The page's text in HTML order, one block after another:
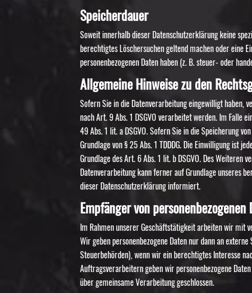
Speicherdauer
Soweit innerhalb dieser Datenschutzerklärung keine
berechtigtes Löschersuchen geltend machen oder eine
personenbezogenen Daten haben (z. B. steuer- oder
Allgemeine Hinweise zu den
Sofern Sie in die Datenverarbeitung eingewilligt haben,
nach Art. 9 Abs. 1 DSGVO verarbeitet werden. Im Falle
49 Abs. 1 lit. a DSGVO. Sofern Sie in die Speicherung
Grundlage von § 25 Abs. 1 TDDDG. Die Einwilligung
Grundlage des Art. 6 Abs. 1 lit. b DSGVO. Des
Datenverarbeitung kann ferner auf Grundlage unseres
dieser Datenschutzerklärung informiert.
Empfänger von personenbezogenen
Im Rahmen unserer Geschäftstätigkeit arbeiten wir mit
Wir geben personenbezogene Daten nur dann an
Steuerbehörden), wenn wir ein berechtigtes Interesse
Auftragsverarbeitern geben wir personenbezogene
über gemeinsame Verarbeitung geschlossen.